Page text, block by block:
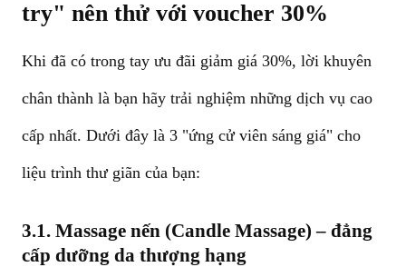
try" nên thử với voucher 30%
Khi đã có trong tay ưu đãi giảm giá 30%, lời khuyên
chân thành là bạn hãy trải nghiệm những dịch vụ cao
cấp nhất. Dưới đây là 3 "ứng cử viên sáng giá" cho
liệu trình thư giãn của bạn:
3.1. Massage nến (Candle Massage) – đẳng
cấp dưỡng da thượng hạng